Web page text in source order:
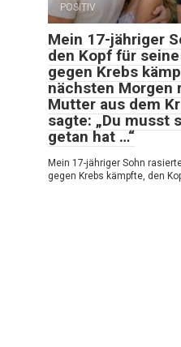
POSITIV
Mein 17-jähriger
den Kopf für
gegen Krebs
nächsten Morgen
Mutter aus dem
sagte: „Du musst
getan hat …“
Mein 17-jähriger Sohn
gegen Krebs kämpfte, den